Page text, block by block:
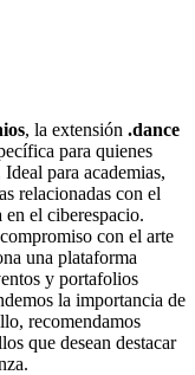
, la extensión .dance
para quienes
Ideal para academias,
relacionadas con el
en el ciberespacio.
con el arte
una plataforma
y portafolios
la importancia de
recomendamos
que desean destacar